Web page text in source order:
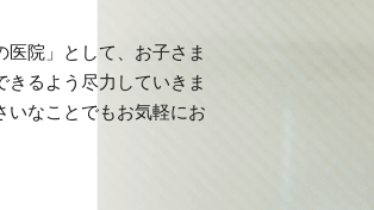
医院」として、お子さま
るよう尽力していきま
いなことでもお気軽にお